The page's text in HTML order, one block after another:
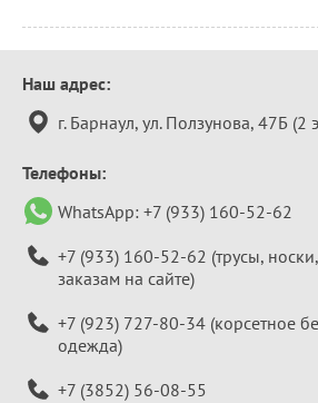
Контактная
информация
Наш адрес:
г. Барнаул, ул. Ползунова, 47Б (2
Телефоны:
WhatsApp: +7 (933) 160-52-62
+7 (933) 160-52-62 (трусы,
заказам на сайте)
+7 (923) 727-80-34 (корсетное
одежда)
+7 (3852) 56-08-55